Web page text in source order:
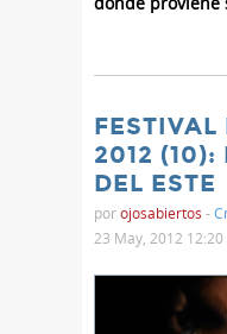
FESTIVAL
2012 (10):
DEL ESTE
porojosabiertos -
23 May, 2012 12:20